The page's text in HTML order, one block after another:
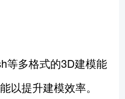
等多格式的3D建模能
以提升建模效率。